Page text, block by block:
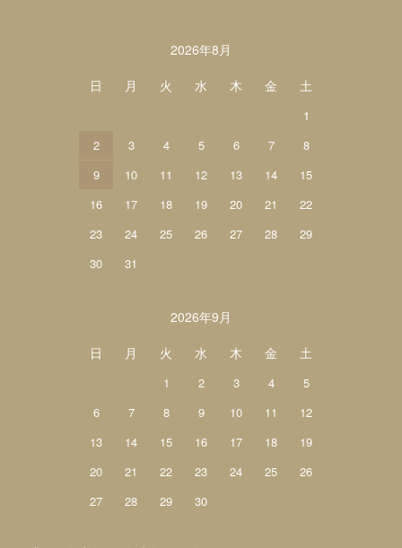
2026年8月
日
月 火 水 木 金 土
1
2
3 4 5 6 7
8
9
10 11 12 13 14
15
16
17 18 19 20 21
22
23
24 25 26 27 28
29
30
31
2026年9月
日
月 火 水 木 金 土
1 2 3 4
5
6
7 8 9 10 11
12
13
14 15 16 17 18
19
20
21 22 23 24 25
26
27
28 29 30